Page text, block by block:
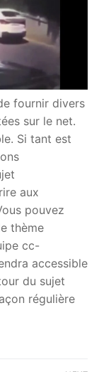
fournir divers
sur le net.
Si tant est
aux
pouvez
thème
cc-
accessible
du sujet
régulière